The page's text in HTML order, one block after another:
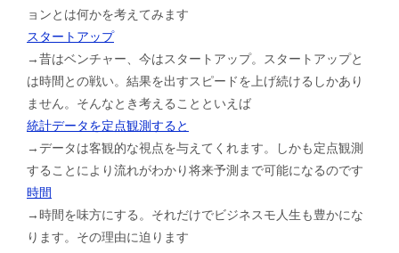
ョンとは何かを考えてみます
スタートアップ
→昔はベンチャー、今はスタートアップ。スタートアップと
は時間との戦い。結果を出すスピードを上げ続けるしかあり
ません。そんなとき考えることといえば
統計データを定点観測すると
→データは客観的な視点を与えてくれます。しかも定点観測
することにより流れがわかり将来予測まで可能になるのです
時間
→時間を味方にする。それだけでビジネスモ人生も豊かにな
ります。その理由に迫ります